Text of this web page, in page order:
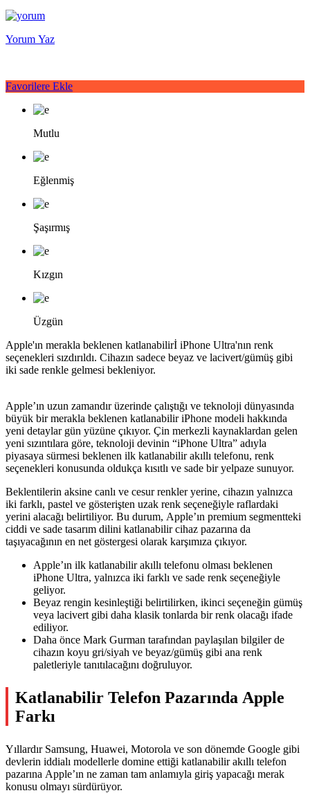
Yorum Yaz
Favorilere Ekle
Mutlu
Eğlenmiş
Şaşırmış
Kızgın
Üzgün
Apple'ın merakla beklenen katlanabilirİ iPhone Ultra'nın renk
seçenekleri sızdırıldı. Cihazın sadece beyaz ve lacivert/gümüş gibi
iki sade renkle gelmesi bekleniyor.
Apple’ın uzun zamandır üzerinde çalıştığı ve teknoloji dünyasında
büyük bir merakla beklenen katlanabilir iPhone modeli hakkında
yeni detaylar gün yüzüne çıkıyor. Çin merkezli kaynaklardan gelen
yeni sızıntılara göre, teknoloji devinin “iPhone Ultra” adıyla
piyasaya sürmesi beklenen ilk katlanabilir akıllı telefonu, renk
seçenekleri konusunda oldukça kısıtlı ve sade bir yelpaze sunuyor.
Beklentilerin aksine canlı ve cesur renkler yerine, cihazın yalnızca
iki farklı, pastel ve gösterişten uzak renk seçeneğiyle raflardaki
yerini alacağı belirtiliyor. Bu durum, Apple’ın premium segmentteki
ciddi ve sade tasarım dilini katlanabilir cihaz pazarına da
taşıyacağının en net göstergesi olarak karşımıza çıkıyor.
Apple’ın ilk katlanabilir akıllı telefonu olması beklenen
iPhone Ultra, yalnızca iki farklı ve sade renk seçeneğiyle
geliyor.
Beyaz rengin kesinleştiği belirtilirken, ikinci seçeneğin gümüş
veya lacivert gibi daha klasik tonlarda bir renk olacağı ifade
ediliyor.
Daha önce Mark Gurman tarafından paylaşılan bilgiler de
cihazın koyu gri/siyah ve beyaz/gümüş gibi ana renk
paletleriyle tanıtılacağını doğruluyor.
Katlanabilir Telefon Pazarında Apple
Farkı
Yıllardır Samsung, Huawei, Motorola ve son dönemde Google gibi
devlerin iddialı modellerle domine ettiği katlanabilir akıllı telefon
pazarına Apple’ın ne zaman tam anlamıyla giriş yapacağı merak
konusu olmayı sürdürüyor.